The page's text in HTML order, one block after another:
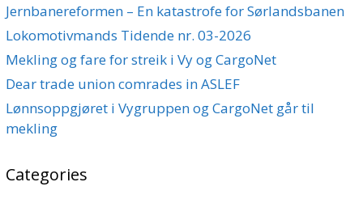
Jernbanereformen – En katastrofe for Sørlandsbanen
Lokomotivmands Tidende nr. 03-2026
Mekling og fare for streik i Vy og CargoNet
Dear trade union comrades in ASLEF
Lønnsoppgjøret i Vygruppen og CargoNet går til
mekling
Categories